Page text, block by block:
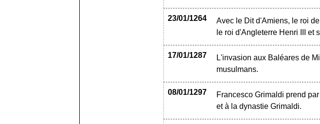
23/01/1264
Avec le Dit d'Amiens, le roi
le roi d'Angleterre Henri III et
17/01/1287
L'invasion aux Baléares de
musulmans.
08/01/1297
Francesco Grimaldi prend
et à la dynastie Grimaldi.